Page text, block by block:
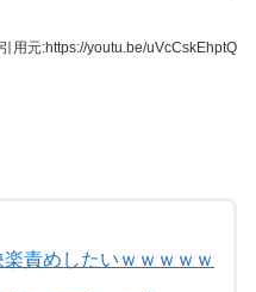
引用元:https://youtu.be/uVcCskEhptQ
楽責めしたいｗｗｗｗｗ